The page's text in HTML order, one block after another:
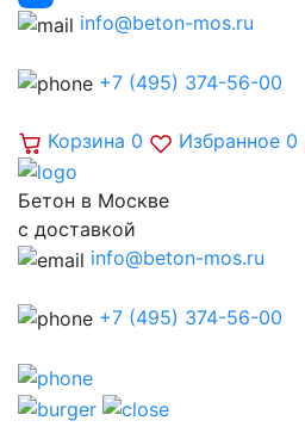
info@beton-mos.ru
+7 (495) 374-56-00
Корзина 0 Избранное 0
Бетон в Москве
с доставкой
info@beton-mos.ru
+7 (495) 374-56-00